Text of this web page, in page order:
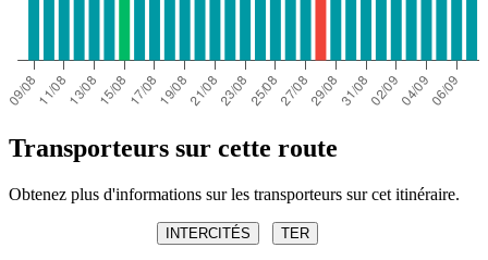
Transporteurs sur cette route
Obtenez plus d'informations sur les transporteurs sur cet itinéraire.
INTERCITÉS TER